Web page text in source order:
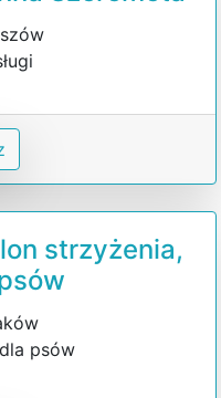
strzyżenia,
psów